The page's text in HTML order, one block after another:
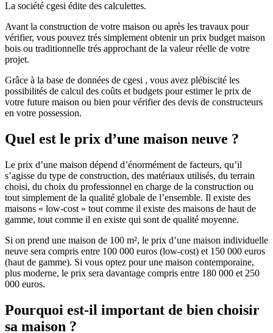
La société cgesi édite des calculettes.
Avant la construction de votre maison ou après les travaux pour
vérifier, vous pouvez trés simplement obtenir un prix budget maison
bois ou traditionnelle trés approchant de la valeur réelle de votre
projet.
Grâce à la base de données de cgesi , vous avez plébiscité les
possibilités de calcul des coûts et budgets pour estimer le prix de
votre future maison ou bien pour vérifier des devis de constructeurs
en votre possession.
Quel est le prix d’une maison neuve ?
Le prix d’une maison dépend d’énormément de facteurs, qu’il
s’agisse du type de construction, des matériaux utilisés, du terrain
choisi, du choix du professionnel en charge de la construction ou
tout simplement de la qualité globale de l’ensemble. Il existe des
maisons « low-cost » tout comme il existe des maisons de haut de
gamme, tout comme il en existe qui sont de qualité moyenne.
Si on prend une maison de 100 m², le prix d’une maison individuelle
neuve sera compris entre 100 000 euros (low-cost) et 150 000 euros
(haut de gamme). Si vous optez pour une maison contemporaine,
plus moderne, le prix sera davantage compris entre 180 000 et 250
000 euros.
Pourquoi est-il important de bien choisir
sa maison ?